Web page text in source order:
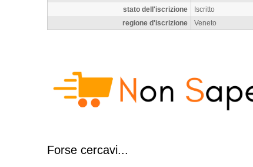
stato dell'iscrizione
Iscritto
regione d'iscrizione
Veneto
Forse cercavi...